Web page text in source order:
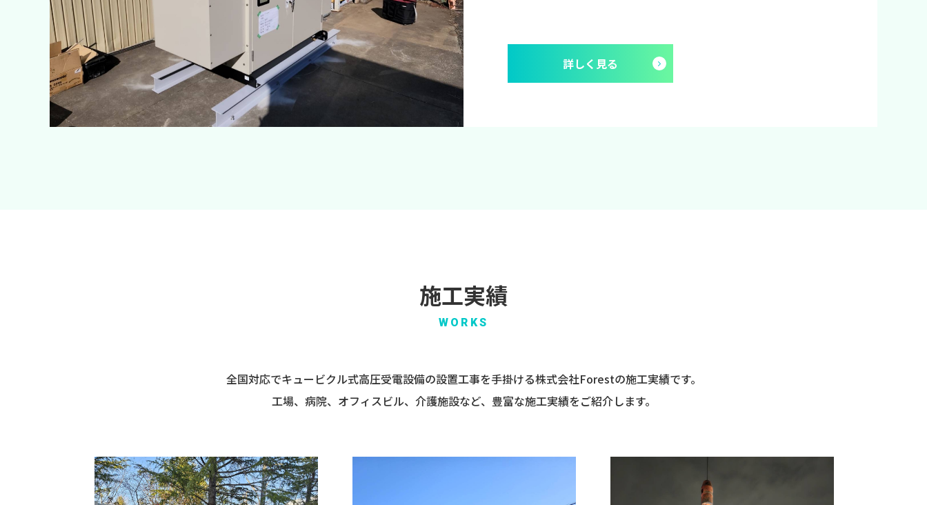
詳しく見る
施工実績
WORKS
全国対応でキュービクル式高圧受電設備の設置工事を手掛ける株式会社Forestの施工実績です。
工場、病院、オフィスビル、介護施設など、豊富な施工実績をご紹介します。